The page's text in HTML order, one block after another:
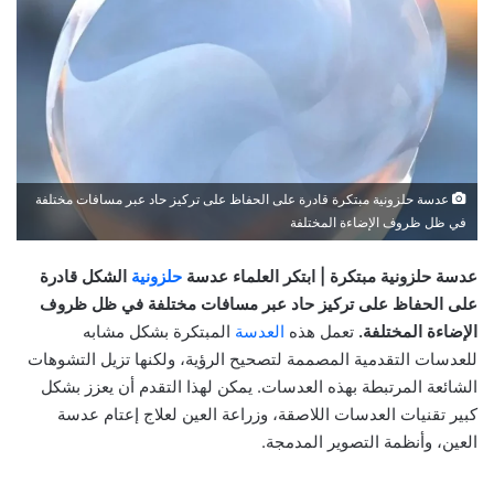
عدسة حلزونية مبتكرة قادرة على الحفاظ على تركيز حاد عبر مسافات مختلفة
في ظل ظروف الإضاءة المختلفة
عدسة حلزونية مبتكرة | ابتكر العلماء عدسة حلزونية الشكل قادرة
على الحفاظ على تركيز حاد عبر مسافات مختلفة في ظل ظروف
الإضاءة المختلفة. تعمل هذه العدسة المبتكرة بشكل مشابه
للعدسات التقدمية المصممة لتصحيح الرؤية، ولكنها تزيل التشوهات
الشائعة المرتبطة بهذه العدسات. يمكن لهذا التقدم أن يعزز بشكل
كبير تقنيات العدسات اللاصقة، وزراعة العين لعلاج إعتام عدسة
العين، وأنظمة التصوير المدمجة.